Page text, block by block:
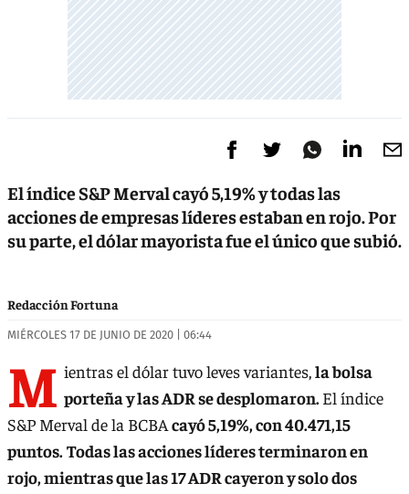
El índice S&P Merval cayó 5,19% y todas las
acciones de empresas líderes estaban en rojo. Por
su parte, el dólar mayorista fue el único que subió.
Redacción Fortuna
MIÉRCOLES 17 DE JUNIO DE 2020 | 06:44
M ientras el dólar tuvo leves variantes,la bolsa
porteña y las ADR se desplomaron.El índice
S&P Merval de la BCBAcayó 5,19%, con 40.471,15
puntos.Todas las acciones líderes terminaron en
rojo, mientras que las 17 ADR cayeron y solo dos